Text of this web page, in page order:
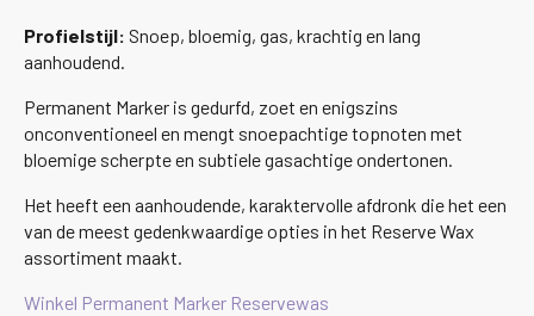
Profielstijl: Snoep, bloemig, gas, krachtig en lang
aanhoudend.
Permanent Marker is gedurfd, zoet en enigszins
onconventioneel en mengt snoepachtige topnoten met
bloemige scherpte en subtiele gasachtige ondertonen.
Het heeft een aanhoudende, karaktervolle afdronk die het een
van de meest gedenkwaardige opties in het Reserve Wax
assortiment maakt.
Winkel Permanent Marker Reservewas